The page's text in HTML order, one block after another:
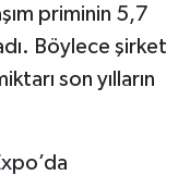
priminin 5,7
Böylece şirket
son yılların